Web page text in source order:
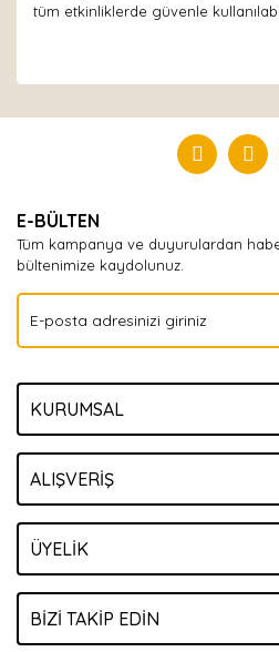
tüm etkinliklerde güvenle
Yorum Yaz
E-BÜLTEN
Tüm kampanya ve duyurulardan
bültenimize kaydolunuz.
KURUMSAL
ALIŞVERİŞ
ÜYELİK
BİZİ TAKİP EDİN